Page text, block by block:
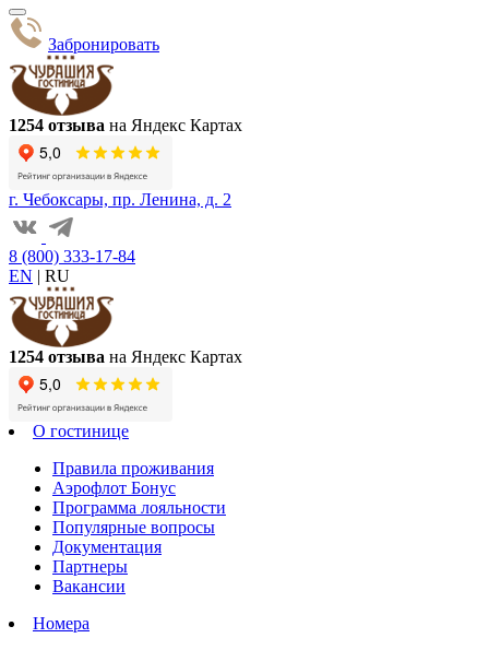
Забронировать
1254 отзыва на Яндекс Картах
г. Чебоксары, пр. Ленина, д. 2
8 (800) 333-17-84
EN | RU
1254 отзыва на Яндекс Картах
О гостинице
Правила проживания
Аэрофлот Бонус
Программа лояльности
Популярные вопросы
Документация
Партнеры
Вакансии
Номера